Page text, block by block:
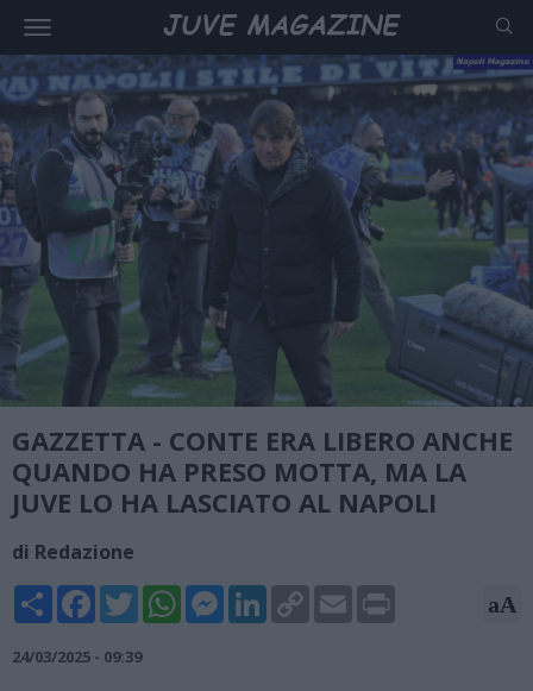
GAZZETTA - CONTE ERA LIBERO ANCHE
QUANDO HA PRESO MOTTA, MA LA
JUVE LO HA LASCIATO AL NAPOLI
di Redazione
Share FacebookTwitterWhatsAppMessengerLinkedInCopy
Link
Email aA
24/03/2025 - 09:39